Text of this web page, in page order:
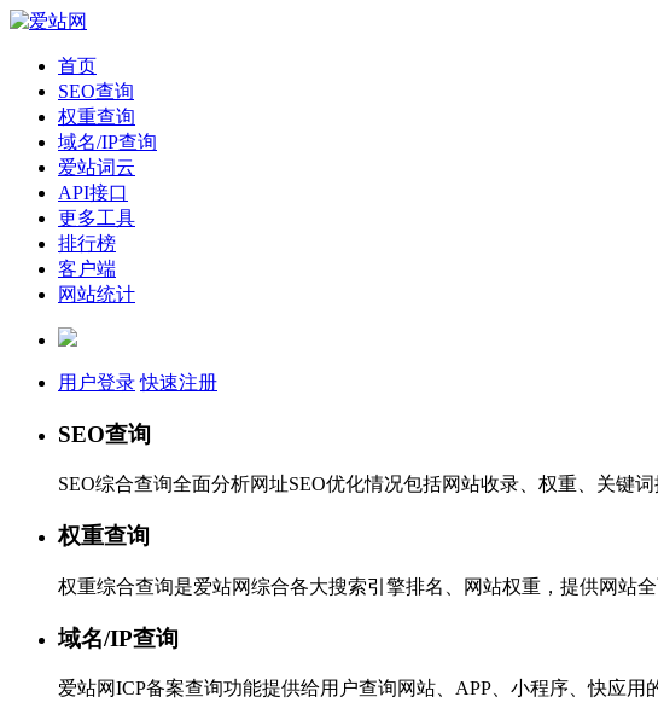
首页
SEO查询
权重查询
域名/IP查询
爱站词云
API接口
更多工具
排行榜
客户端
网站统计
用户登录 快速注册
SEO查询
SEO综合查询全面分析网址SEO优化情况包括网站收录、权重、关键
权重查询
权重综合查询是爱站网综合各大搜索引擎排名、网站权重，提供网站
域名/IP查询
爱站网ICP备案查询功能提供给用户查询网站、APP、小程序、快应